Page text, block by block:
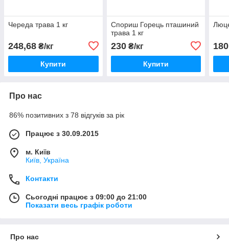
Череда трава 1 кг
248,68 ₴/кг
Купити
Спориш Горець пташиний
трава 1 кг
230₴/кг
Купити
180
Про нас
86% позитивних з 78 відгуків за рік
Працює з 30.09.2015
м. Київ
Київ, Україна
Контакти
Сьогодні працює з 09:00 до 21:00
Показати весь графік роботи
Про нас